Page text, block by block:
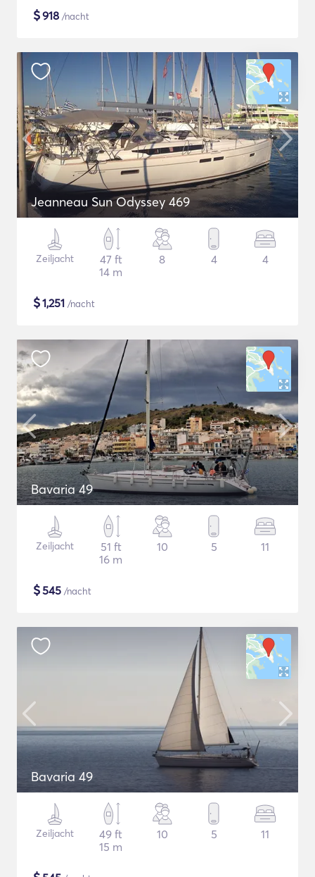
$918 /nacht
Jeanneau Sun Odyssey 469
Zeiljacht
47 ft
14 m
8 4 4
$1,251 /nacht
Bavaria 49
Zeiljacht
51 ft
16 m
10 5 11
$545 /nacht
Bavaria 49
Zeiljacht
49 ft
15 m
10 5 11